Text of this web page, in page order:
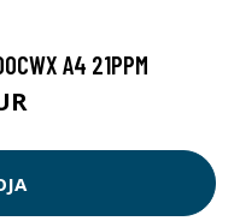
A4 21PPM